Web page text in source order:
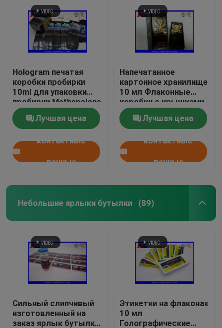
Hologram печатая
коробки пробирки
10ml для упаковки
пробирки Methenolone
Enanthate
Лучшая цена
контактные
данные
Напечатанное
картонное хранилище
10 мл Флаконные
коробки с крышками
Бодибилдинг гели
Золотая фольга
Опаковка Золотая
фольга / эффект
голограммы
Лучшая цена
контактные
данные
Небольшие ярлыки бутылки (89)
Сильный слипчивый
изготовленный на
заказ ярлык бутылки
Этикетки на флаконах
10 мл
Голографические